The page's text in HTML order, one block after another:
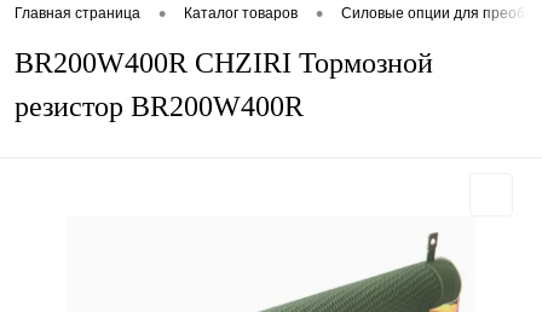
Главная страница • Каталог товаров • Силовые опции для
BR200W400R CHZIRI Тормозной
резистор BR200W400R